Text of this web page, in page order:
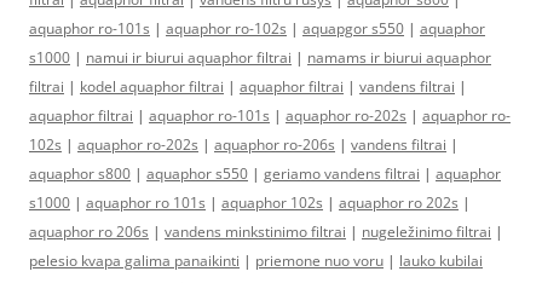
aquaphor ro-101s | aquaphor ro-102s | aquapgor s550 | aquaphor
s1000 | namui ir biurui aquaphor filtrai | namams ir biurui aquaphor
filtrai | kodel aquaphor filtrai | aquaphor filtrai | vandens filtrai |
aquaphor filtrai | aquaphor ro-101s | aquaphor ro-202s | aquaphor ro-
102s | aquaphor ro-202s | aquaphor ro-206s | vandens filtrai |
aquaphor s800 | aquaphor s550 | geriamo vandens filtrai | aquaphor
s1000 | aquaphor ro 101s | aquaphor 102s | aquaphor ro 202s |
aquaphor ro 206s | vandens minkstinimo filtrai | nugeležinimo filtrai |
pelesio kvapa galima panaikinti | priemone nuo voru | lauko kubilai